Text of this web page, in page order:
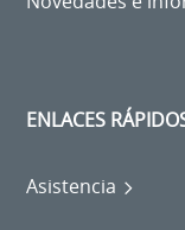
ENLACES
Asistencia